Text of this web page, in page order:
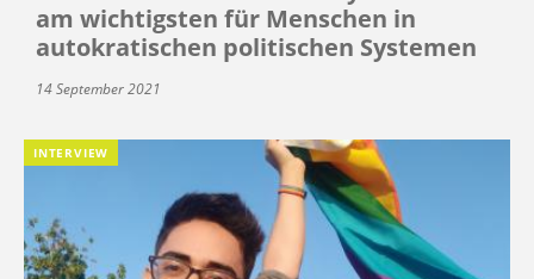
am wichtigsten für Menschen in
autokratischen politischen Systemen
14 September 2021
INTERVIEW